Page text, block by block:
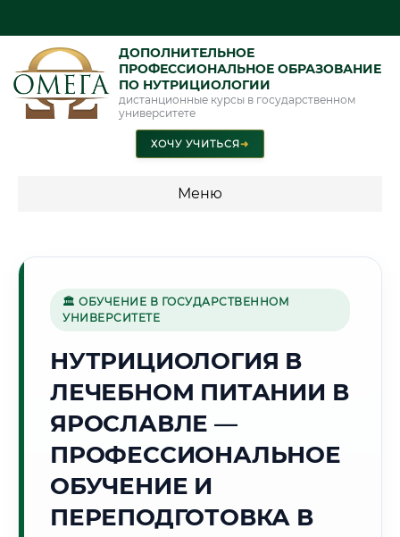
ДОПОЛНИТЕЛЬНОЕ
ПРОФЕССИОНАЛЬНОЕ ОБРАЗОВАНИЕ
ПО НУТРИЦИОЛОГИИ
дистанционные курсы в государственном
университете
ХОЧУ УЧИТЬСЯ➜
Меню
🐻
Г. ЯРОСЛАВЛЬ
16:16:59
2026 г.
Погода в г. Ярославль: ⛅ +22°C Переменная облачность
🏛 ОБУЧЕНИЕ В ГОСУДАРСТВЕННОМ
УНИВЕРСИТЕТЕ
НУТРИЦИОЛОГИЯ В
ЛЕЧЕБНОМ ПИТАНИИ В
ЯРОСЛАВЛЕ —
ПРОФЕССИОНАЛЬНОЕ
ОБУЧЕНИЕ И
ПЕРЕПОДГОТОВКА В